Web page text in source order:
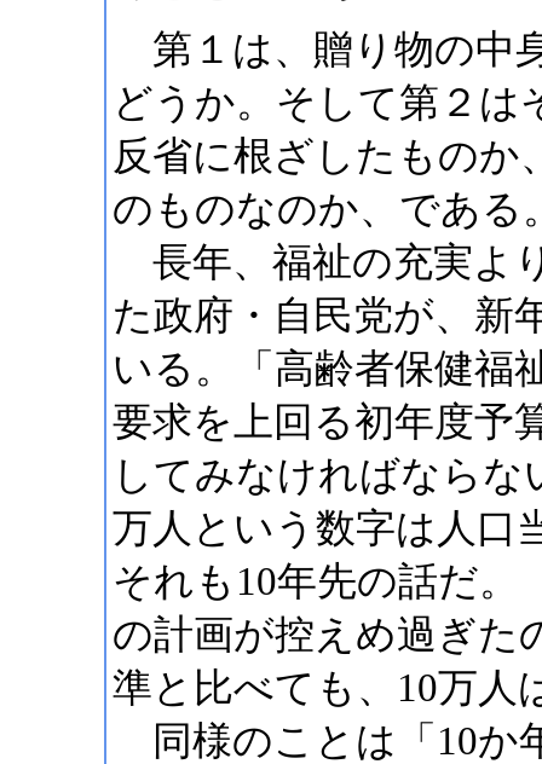
第１は、贈り物の中
どうか。そして第２は
反省に根ざしたものか
のものなのか、である
長年、福祉の充実よ
た政府・自民党が、新
いる。「高齢者保健福
要求を上回る初年度予
してみなければなら
万人という数字は人口
それも10年先の話だ。
の計画が控えめ過ぎた
準と比べても、10万人
同様のことは「10か